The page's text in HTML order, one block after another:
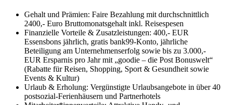
Gehalt und Prämien: Faire Bezahlung mit durchschnittlich
2400,- Euro Bruttomonatsgehalt inkl. Reisespesen
Finanzielle Vorteile & Zusatzleistungen: 400,- EUR
Essensbons jährlich, gratis bank99‑Konto, jährliche
Beteiligung am Unternehmenserfolg sowie bis zu 3.000,-
EUR Ersparnis pro Jahr mit „goodie – die Post Bonuswelt“
(Rabatte für Reisen, Shopping, Sport & Gesundheit sowie
Events & Kultur)
Urlaub & Erholung: Vergünstigte Urlaubsangebote in über 40
postsozial‑Ferienhäusern und Partnerhotels